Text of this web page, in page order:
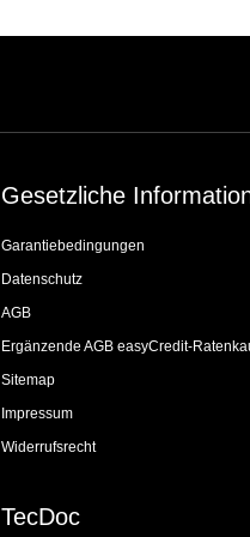
Gesetzliche
Garantiebedingungen
Datenschutz
AGB
Ergänzende AGB easyCredit-
Sitemap
Impressum
Widerrufsrecht
TecDoc